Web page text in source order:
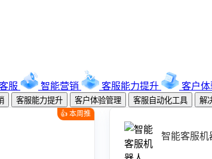
服 智能营销 客服能力提升 客户
客服能力提升 客户体验管理 客服自动化工具 解
👍 本周推
智能客服机